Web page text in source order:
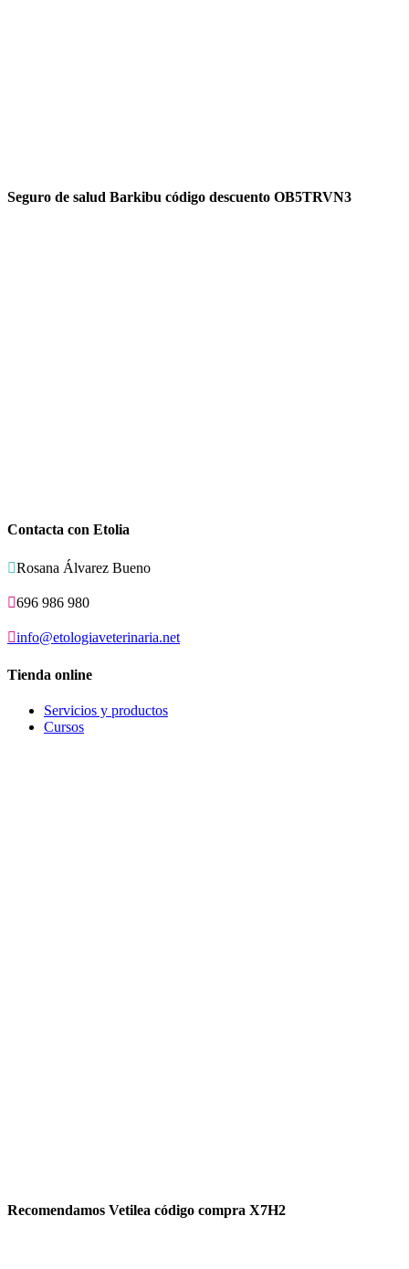
Seguro de salud Barkibu código descuento OB5TRVN3
Contacta con Etolia
Rosana Álvarez Bueno
696 986 980
info@etologiaveterinaria.net
Tienda online
Servicios y productos
Cursos
Recomendamos Vetilea código compra X7H2